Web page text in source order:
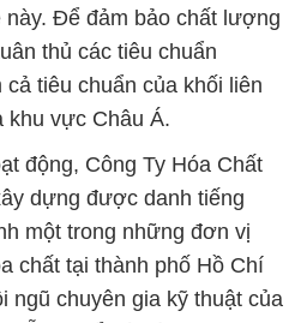
này. Để đảm bảo chất lượng
thủ các tiêu chuẩn
tiêu chuẩn của khối liên
khu vực Châu Á.
động, Công Ty Hóa Chất
dựng được danh tiếng
một trong những đơn vị
chất tại thành phố Hồ Chí
ngũ chuyên gia kỹ thuật của